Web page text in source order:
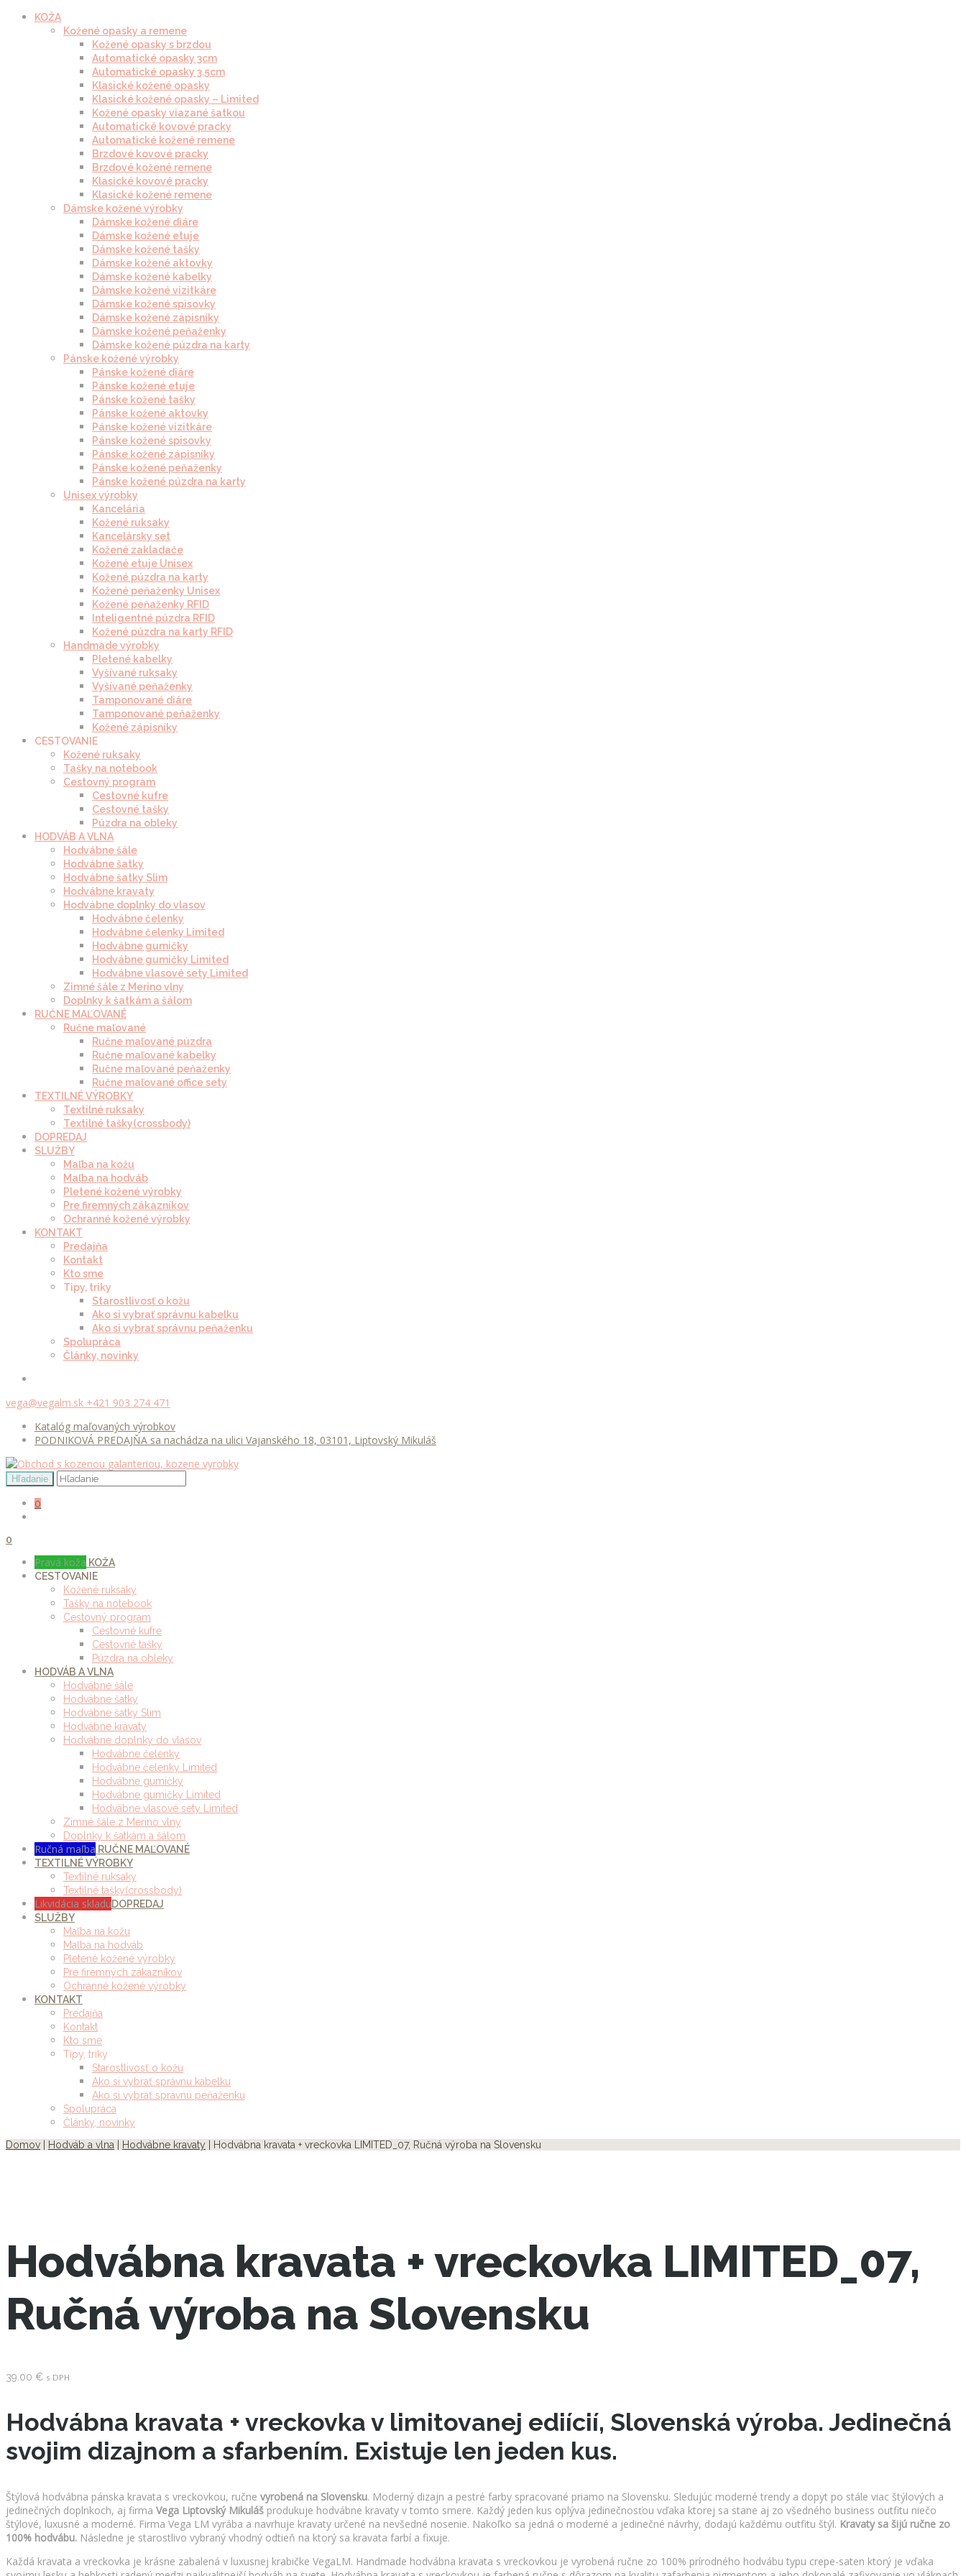
KOŽA
Kožené opasky a remene
Kožené opasky s brzdou
Automatické opasky 3cm
Automatické opasky 3.5cm
Klasické kožené opasky
Klasické kožené opasky – Limited
Kožené opasky viazané šatkou
Automatické kovové pracky
Automatické kožené remene
Brzdové kovové pracky
Brzdové kožené remene
Klasické kovové pracky
Klasické kožené remene
Dámske kožené výrobky
Dámske kožené diáre
Dámske kožené etuje
Dámske kožené tašky
Dámske kožené aktovky
Dámske kožené kabelky
Dámske kožené vizitkáre
Dámske kožené spisovky
Dámske kožené zápisníky
Dámske kožené peňaženky
Dámske kožené púzdra na karty
Pánske kožené výrobky
Pánske kožené diáre
Pánske kožené etuje
Pánske kožené tašky
Pánske kožené aktovky
Pánske kožené vizitkáre
Pánske kožené spisovky
Pánske kožené zápisníky
Pánske kožené peňaženky
Pánske kožené púzdra na karty
Unisex výrobky
Kancelária
Kožené ruksaky
Kancelársky set
Kožené zakladače
Kožené etuje Unisex
Kožené púzdra na karty
Kožené peňaženky Unisex
Kožené peňaženky RFID
Inteligentné púzdra RFID
Kožené púzdra na karty RFID
Handmade výrobky
Pletené kabelky
Vyšívané ruksaky
Vyšívané peňaženky
Tamponované diáre
Tamponované peňaženky
Kožené zápisníky
CESTOVANIE
Kožené ruksaky
Tašky na notebook
Cestovný program
Cestovné kufre
Cestovné tašky
Púzdra na obleky
HODVÁB A VLNA
Hodvábne šále
Hodvábne šatky
Hodvábne šatky Slim
Hodvábne kravaty
Hodvábne doplnky do vlasov
Hodvábne čelenky
Hodvábne čelenky Limited
Hodvábne gumičky
Hodvábne gumičky Limited
Hodvábne vlasové sety Limited
Zimné šále z Merino vlny
Doplnky k šatkám a šálom
RUČNE MAĽOVANÉ
Ručne maľované
Ručne maľované púzdra
Ručne maľované kabelky
Ručne maľované peňaženky
Ručne maľované office sety
TEXTILNÉ VÝROBKY
Textilné ruksaky
Textilné tašky(crossbody)
DOPREDAJ
SLUŽBY
Maľba na kožu
Maľba na hodváb
Pletené kožené výrobky
Pre firemných zákazníkov
Ochranné kožené výrobky
KONTAKT
Predajňa
Kontakt
Kto sme
Tipy, triky
Starostlivosť o kožu
Ako si vybrať správnu kabelku
Ako si vybrať správnu peňaženku
Spolupráca
Články, novinky
vega@vegalm.sk +421 903 274 471
Katalóg maľovaných výrobkov
PODNIKOVÁ PREDAJŇA sa nachádza na ulici Vajanského 18, 03101, Liptovský Mikuláš
0
0
Pravá koža KOŽA
CESTOVANIE
Kožené ruksaky
Tašky na notebook
Cestovný program
Cestovné kufre
Cestovné tašky
Púzdra na obleky
HODVÁB A VLNA
Hodvábne šále
Hodvábne šatky
Hodvábne šatky Slim
Hodvábne kravaty
Hodvábne doplnky do vlasov
Hodvábne čelenky
Hodvábne čelenky Limited
Hodvábne gumičky
Hodvábne gumičky Limited
Hodvábne vlasové sety Limited
Zimné šále z Merino vlny
Doplnky k šatkám a šálom
Ručná maľba RUČNE MAĽOVANÉ
TEXTILNÉ VÝROBKY
Textilné ruksaky
Textilné tašky(crossbody)
Likvidácia skladuDOPREDAJ
SLUŽBY
Maľba na kožu
Maľba na hodváb
Pletené kožené výrobky
Pre firemných zákazníkov
Ochranné kožené výrobky
KONTAKT
Predajňa
Kontakt
Kto sme
Tipy, triky
Starostlivosť o kožu
Ako si vybrať správnu kabelku
Ako si vybrať správnu peňaženku
Spolupráca
Články, novinky
Domov
Hodváb a vlna Hodvábne kravaty | Hodvábna kravata + vreckovka LIMITED_07, Ručná výroba na Slovensku
Hodvábna kravata + vreckovka LIMITED_07,
Ručná výroba na Slovensku
39.00 € s DPH
Hodvábna kravata + vreckovka v limitovanej ediícií, Slovenská výroba. Jedinečná
svojim dizajnom a sfarbením. Existuje len jeden kus.
Štýlová hodvábna pánska kravata s vreckovkou, ručne vyrobená na Slovensku. Moderný dizajn a pestré farby spracované priamo na Slovensku. Sledujúc moderné trendy a dopyt po stále viac štýlových a
jedinečných doplnkoch, aj firma Vega Liptovský Mikuláš produkuje hodvábne kravaty v tomto smere. Každý jeden kus oplýva jedinečnosťou vďaka ktorej sa stane aj zo všedného business outfitu niečo
štýlové, luxusné a moderné. Firma Vega LM vyrába a navrhuje kravaty určené na nevšedné nosenie. Nakoľko sa jedná o moderné a jedinečné návrhy, dodajú každému outfitu štýl. Kravaty sa šijú ručne zo
100% hodvábu. Následne je starostlivo vybraný vhodný odtieň na ktorý sa kravata farbí a fixuje.
Každá kravata a vreckovka je krásne zabalená v luxusnej krabičke VegaLM. Handmade hodvábna kravata s vreckovkou je vyrobená ručne zo 100% prírodného hodvábu typu crepe-saten ktorý je vďaka